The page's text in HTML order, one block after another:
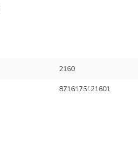
2160
8716175121601